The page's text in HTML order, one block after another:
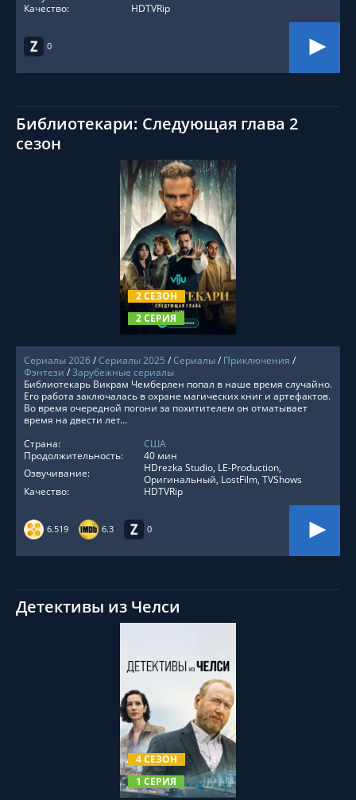
0
Качество:
HDTVRip
Библиотекари: Следующая глава 2
сезон
2 СЕЗОН
2 СЕРИЯ
СМОТРЕТЬ ОНЛАЙН
Сериалы 2026/Сериалы 2025 /Сериалы/ Приключения /
Фэнтези /Зарубежные сериалы
6.519 6.3 0
Библиотекарь Викрам Чемберлен попал в наше время случайно.
Его работа заключалась в охране магических книг и артефактов.
Во время очередной погони за похитителем он отматывает
время на двести лет...
Страна:
США
Продолжительность:
40 мин
Озвучивание:
HDrezka Studio, LE-Production,
Оригинальный, LostFilm, TVShows
Качество:
HDTVRip
Детективы из Челси
4 СЕЗОН
1 СЕРИЯ
СМОТРЕТЬ ОНЛАЙН